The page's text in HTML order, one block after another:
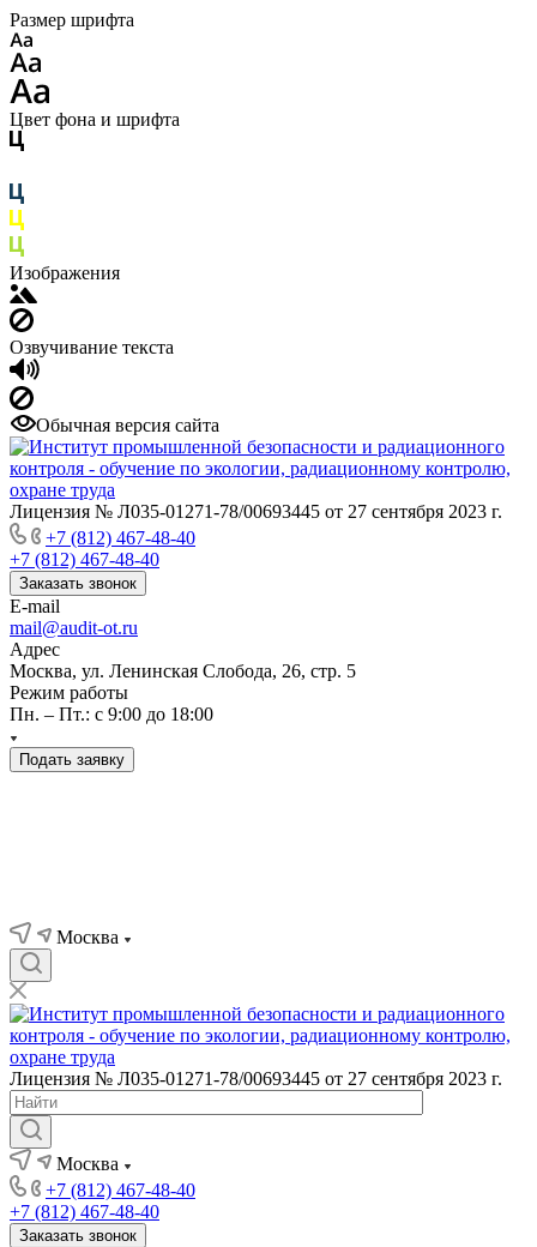
Размер шрифта
Цвет фона и шрифта
Изображения
Озвучивание текста
Обычная версия сайта
Лицензия № Л035-01271-78/00693445 от 27 сентября 2023 г.
+7 (812) 467-48-40
+7 (812) 467-48-40
Заказать звонок
E-mail
mail@audit-ot.ru
Адрес
Москва, ул. Ленинская Слобода, 26, стр. 5
Режим работы
Пн. – Пт.: с 9:00 до 18:00
Подать заявку
Москва
Лицензия № Л035-01271-78/00693445 от 27 сентября 2023 г.
Москва
+7 (812) 467-48-40
+7 (812) 467-48-40
Заказать звонок